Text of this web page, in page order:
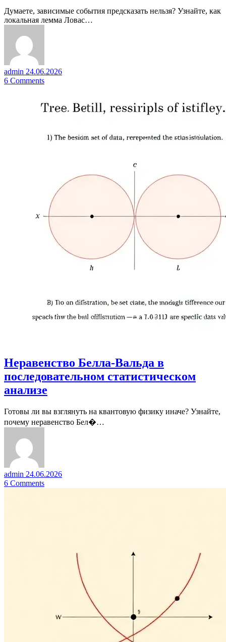
Думаете, зависимые события предсказать нельзя? Узнайте, как
локальная лемма Ловас…
admin 24.06.2026
6 Comments
Неравенство Белла-Вальда в
последовательном статистическом
анализе
Готовы ли вы взглянуть на квантовую физику иначе? Узнайте,
почему неравенство Бел�…
admin 24.06.2026
6 Comments